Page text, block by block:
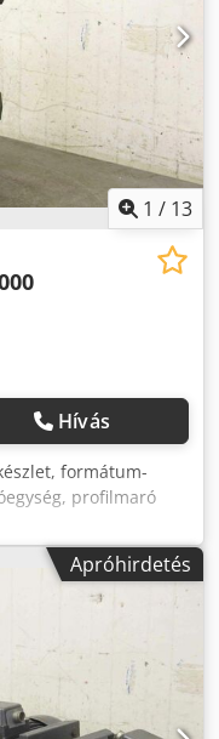
1 / 13
Hívás
formátum-
profilmaró
kétvégű
motor, aprító motor,
Homag ,
KM 35 -Motor:
kW / 12000 ford /
Ø 90 mm -
alkatrészek : lásd a
Súly: 26 kg Crsdpfx
Apróhirdetés